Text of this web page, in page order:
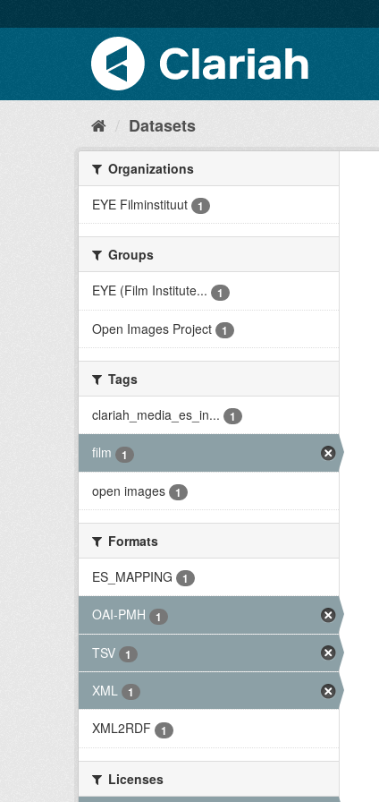
Datasets
Organizations
EYE Filminstituut
1
Groups
EYE (Film Institute...
1
Open Images Project 1
Tags
clariah_media_es_in...
1
film 1
open images 1
Formats
ES_MAPPING
1
OAI-PMH 1
TSV 1
XML 1
XML2RDF 1
Licenses